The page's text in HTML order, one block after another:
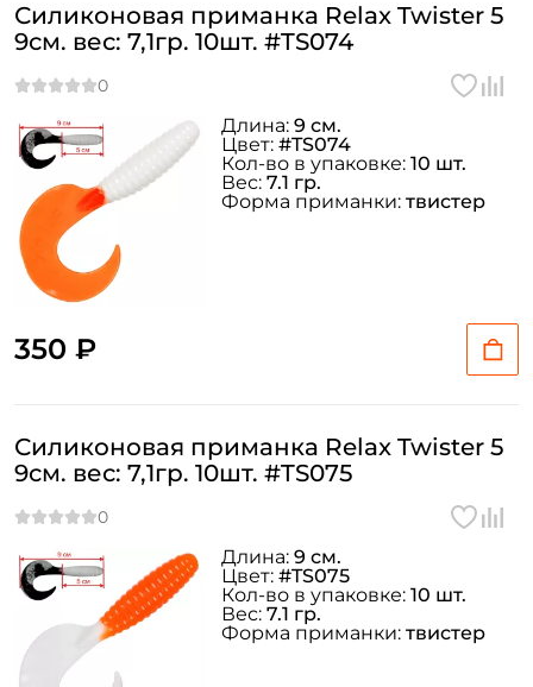
Силиконовая приманка Relax Twister 5
9см. вес: 7,1гр. 10шт. #TS074
350 ₽
Длина: 9 см.
Цвет: #TS074
Кол-во в упаковке: 10 шт.
Вес: 7.1 гр.
Форма приманки: твистер
Силиконовая приманка Relax Twister 5
9см. вес: 7,1гр. 10шт. #TS075
Длина: 9 см.
Цвет: #TS075
Кол-во в упаковке: 10 шт.
Вес: 7.1 гр.
Форма приманки: твистер
ФИО: *
Email: *
Номер телефона: *